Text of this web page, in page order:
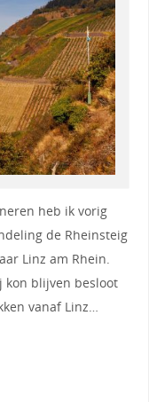
heb ik vorig
de Rheinsteig
Linz am Rhein.
kon blijven besloot
vanaf Linz…